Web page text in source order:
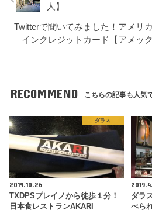
人】
Twitterで聞いてみました！アメリ
インクレジットカード【アメッ
RECOMMEND こちらの記事も人気
ダラス
2019.10.26
TXDPSプレイノから徒歩１分！
日本食レストランAKARI
ダラ
べら